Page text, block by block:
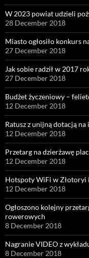
W 2023 powiat udzieli
28 December 2018
Miasto ogłosiło konkurs
27 December 2018
Jak sobie radził w 2017
27 December 2018
Budżet życzeniowy –
12 December 2018
Ratusz z unijną dotacją
12 December 2018
Przetarg na dzierżawę
12 December 2018
Hotspoty WiFi w Złotoryi
12 December 2018
Ogłoszono kolejny
rowerowych
8 December 2018
Nagranie VIDEO z
8 December 2018